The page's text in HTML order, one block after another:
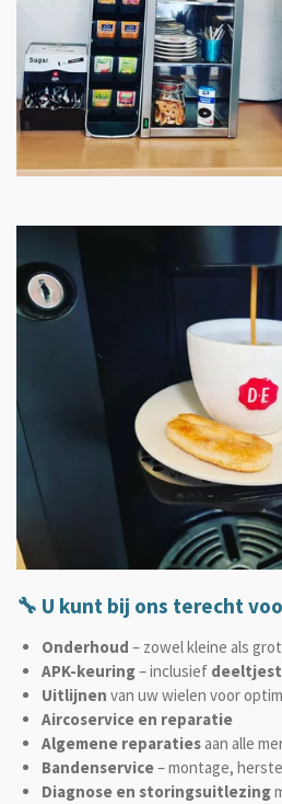
🔧 U kunt bij ons terecht
Onderhoud – zowel kleine als
APK-keuring– inclusief
Uitlijnen van uw wielen voor
Aircoservice en reparatie
Algemene reparatiesaan alle
Bandenservice– montage,
Diagnose en storingsuitlezing